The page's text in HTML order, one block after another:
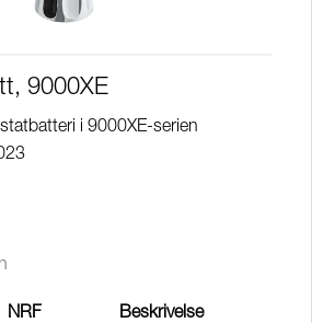
9000XE
i 9000XE-serien
NRF Beskrivelse